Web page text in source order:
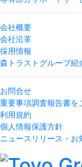
会社概要
会社沿革
採用情報
森トラストグループ紹
お問合せ
重要事項調査報告書を
利用規約
個人情報保護方針
ニュースリリース・お